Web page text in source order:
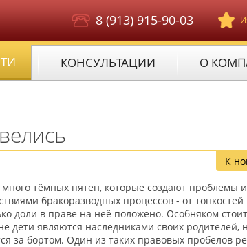
8 (913) 915-90-03
КОНСУЛЬТАЦИИ О
К
тёмных пятен, которые создают проблемы и
бракоразводных процессов - от тонкостей
доли в праве на неё положено. Особняком
дети являются наследниками своих родителей,
за бортом. Один из таких правовых пробелов